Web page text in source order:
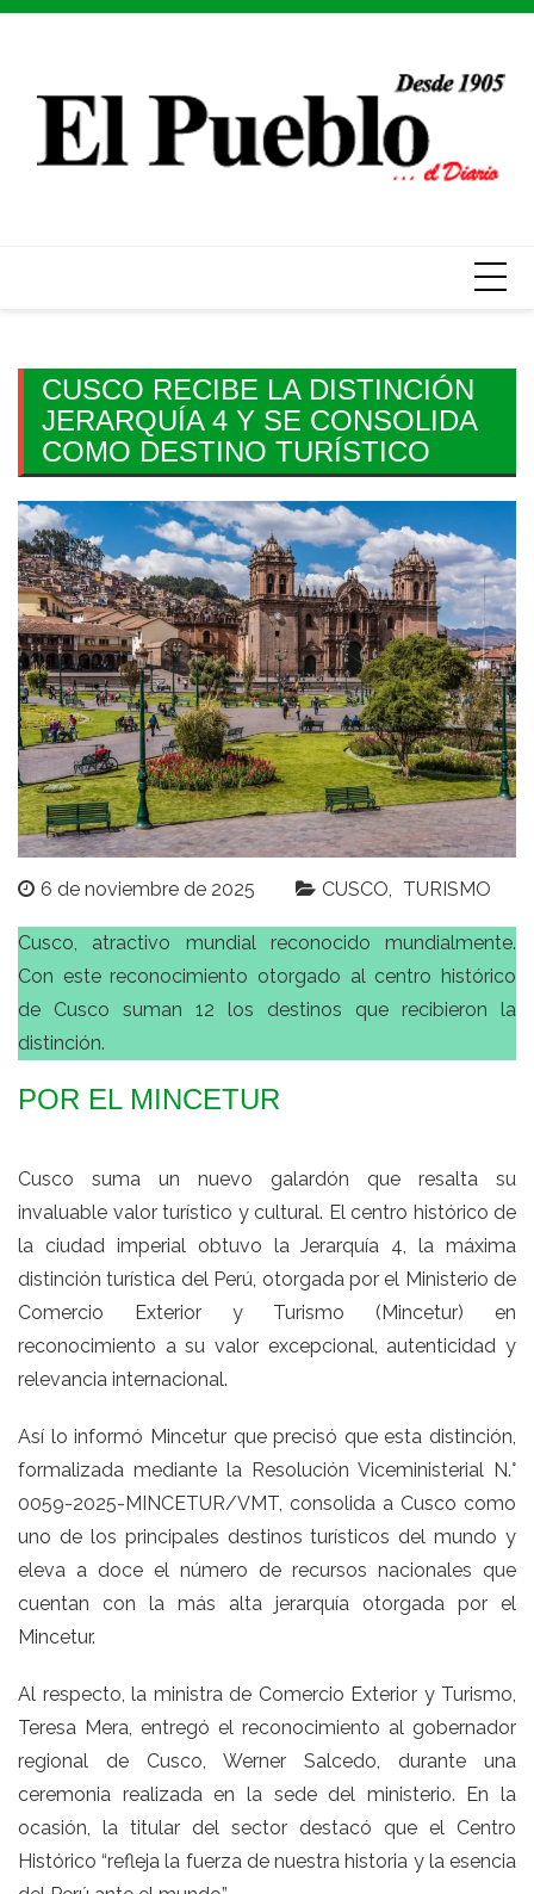
Skip
CUSCO RECIBE LA DISTINCIÓN
JERARQUÍA 4 Y SE CONSOLIDA
COMO DESTINO TURÍSTICO
6 de noviembre de 2025 CUSCO TURISMO
Cusco, atractivo mundial reconocido mundialmente.
Con este reconocimiento otorgado al centro histórico
de Cusco suman 12 los destinos que recibieron la
distinción.
POR EL MINCETUR
Cusco suma un nuevo galardón que resalta su
invaluable valor turístico y cultural. El centro histórico de
la ciudad imperial obtuvo la Jerarquía 4, la máxima
distinción turística del Perú, otorgada por el Ministerio de
Comercio Exterior y Turismo (Mincetur) en
reconocimiento a su valor excepcional, autenticidad y
relevancia internacional.
Así lo informó Mincetur que precisó que esta distinción,
formalizada mediante la Resolución Viceministerial N.°
0059-2025-MINCETUR/VMT, consolida a Cusco como
uno de los principales destinos turísticos del mundo y
eleva a doce el número de recursos nacionales que
cuentan con la más alta jerarquía otorgada por el
Mincetur.
Al respecto, la ministra de Comercio Exterior y Turismo,
Teresa Mera, entregó el reconocimiento al gobernador
regional de Cusco, Werner Salcedo, durante una
ceremonia realizada en la sede del ministerio. En la
ocasión, la titular del sector destacó que el Centro
Histórico “refleja la fuerza de nuestra historia y la esencia